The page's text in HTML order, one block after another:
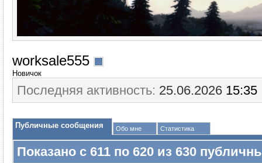
worksale555
Новичок
Последняя активность: 25.06.2026 15:35
Публичные сообщения Обо мне Статистика
Показано с 611 по 620 из 630